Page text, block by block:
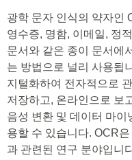
광학 문자 인식의 약자인
영수증, 명함, 이메일, 정
문서와 같은 종이 문서에
는 방법으로 널리 사용됩
지털화하여 전자적으로
저장하고, 온라인으로 보
음성 변환 및 데이터 마
용할 수 있습니다. OCR
과 관련된 연구 분야입니